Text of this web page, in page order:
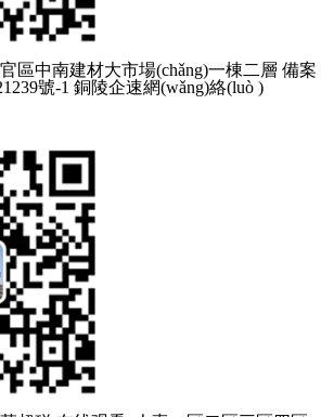
區中南建材大市場(chǎng)一棟二層 備案
號-1 銅陵企速網(wǎng)絡(luò )